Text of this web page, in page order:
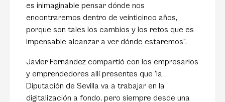
es inimaginable pensar dónde nos
encontraremos dentro de veinticinco años,
porque son tales los cambios y los retos que es
impensable alcanzar a ver dónde estaremos”.
Javier Fernández compartió con los empresarios
y emprendedores allí presentes que ‘la
Diputación de Sevilla va a trabajar en la
digitalización a fondo, pero siempre desde una